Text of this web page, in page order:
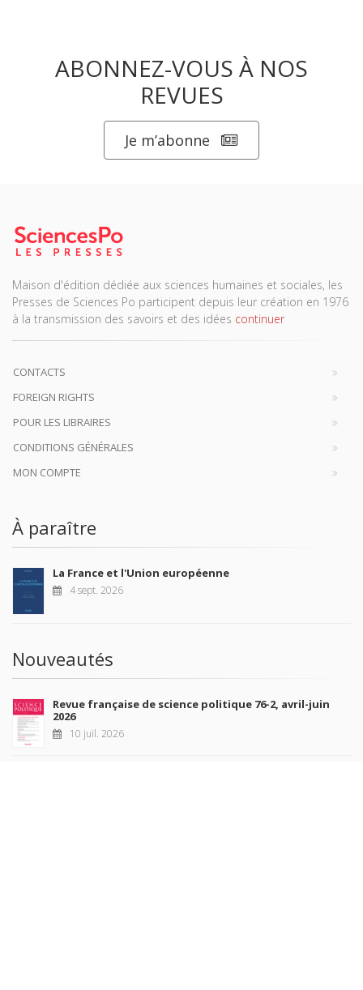
ABONNEZ-VOUS À NOS
REVUES
Je m’abonne
Maison d'édition dédiée aux sciences humaines et sociales, les
Presses de Sciences Po participent depuis leur création en 1976
à la transmission des savoirs et des idées continuer
CONTACTS
FOREIGN RIGHTS
POUR LES LIBRAIRES
CONDITIONS GÉNÉRALES
MON COMPTE
À paraître
La France et l'Union européenne
4 sept. 2026
Nouveautés
Revue française de science politique 76-2, avril-juin
2026
10 juil. 2026